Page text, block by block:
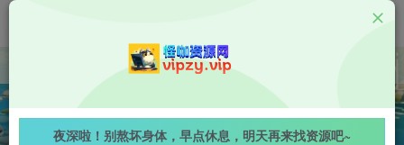
收藏0 评论9 粉丝
夜深啦！别熬坏身体，早点休息，明天再来找资源吧~